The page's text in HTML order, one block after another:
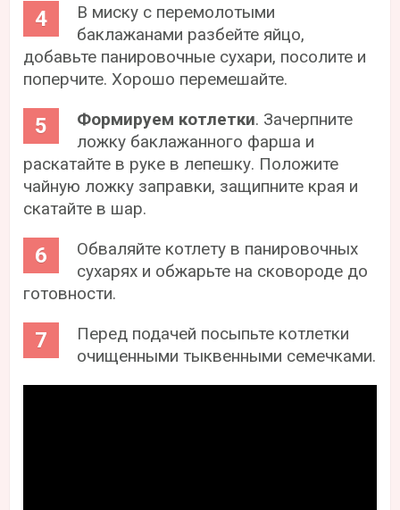
В миску с перемолотыми
баклажанами разбейте яйцо,
добавьте панировочные сухари, посолите и
поперчите. Хорошо перемешайте.
Формируем котлетки. Зачерпните
ложку баклажанного фарша и
раскатайте в руке в лепешку. Положите
чайную ложку заправки, защипните края и
скатайте в шар.
Обваляйте котлету в панировочных
сухарях и обжарьте на сковороде до
готовности.
Перед подачей посыпьте котлетки
очищенными тыквенными семечками.